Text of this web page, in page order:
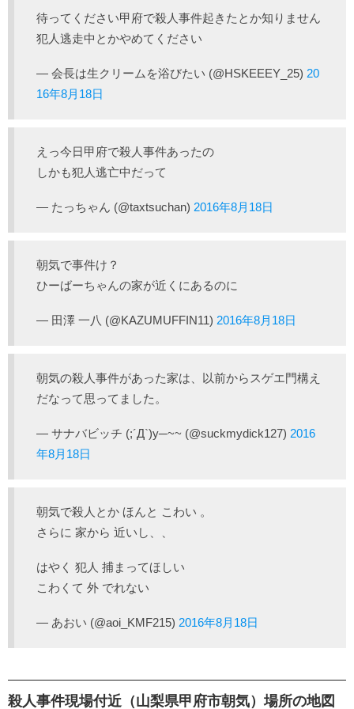
待ってください甲府で殺人事件起きたとか知りません
犯人逃走中とかやめてください
— 会長は生クリームを浴びたい (@HSKEEEY_25) 20
16年8月18日
えっ今日甲府で殺人事件あったの
しかも犯人逃亡中だって
— たっちゃん (@taxtsuchan) 2016年8月18日
朝気で事件け？
ひーばーちゃんの家が近くにあるのに
— 田澤 一八 (@KAZUMUFFIN11) 2016年8月18日
朝気の殺人事件があった家は、以前からスゲエ門構え
だなって思ってました。
— サナバビッチ (;´Д`)y─~~ (@suckmydick127) 2016
年8月18日
朝気で殺人とか ほんと こわい 。
さらに 家から 近いし、、
はやく 犯人 捕まってほしい
こわくて 外 でれない
— ‍あおい (@aoi_KMF215) 2016年8月18日
殺人事件現場付近（山梨県甲府市朝気）場所の地図